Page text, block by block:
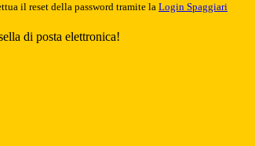
il reset della password tramite la Login Spaggiari
di posta elettronica!